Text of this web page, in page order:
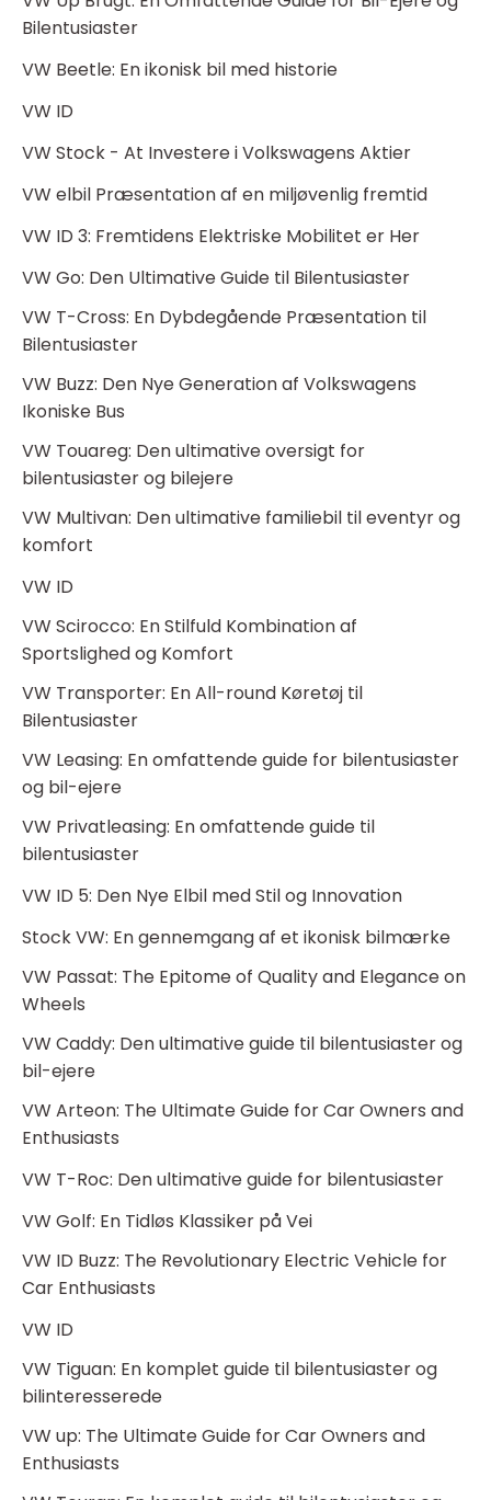
Bilentusiaster
VW Beetle: En ikonisk bil med historie
VW ID
VW Stock - At Investere i Volkswagens Aktier
VW elbil Præsentation af en miljøvenlig fremtid
VW ID 3: Fremtidens Elektriske Mobilitet er Her
VW Go: Den Ultimative Guide til Bilentusiaster
VW T-Cross: En Dybdegående Præsentation til
Bilentusiaster
VW Buzz: Den Nye Generation af Volkswagens
Ikoniske Bus
VW Touareg: Den ultimative oversigt for
bilentusiaster og bilejere
VW Multivan: Den ultimative familiebil til eventyr og
komfort
VW ID
VW Scirocco: En Stilfuld Kombination af
Sportslighed og Komfort
VW Transporter: En All-round Køretøj til
Bilentusiaster
VW Leasing: En omfattende guide for bilentusiaster
og bil-ejere
VW Privatleasing: En omfattende guide til
bilentusiaster
VW ID 5: Den Nye Elbil med Stil og Innovation
Stock VW: En gennemgang af et ikonisk bilmærke
VW Passat: The Epitome of Quality and Elegance on
Wheels
VW Caddy: Den ultimative guide til bilentusiaster og
bil-ejere
VW Arteon: The Ultimate Guide for Car Owners and
Enthusiasts
VW T-Roc: Den ultimative guide for bilentusiaster
VW Golf: En Tidløs Klassiker på Vei
VW ID Buzz: The Revolutionary Electric Vehicle for
Car Enthusiasts
VW ID
VW Tiguan: En komplet guide til bilentusiaster og
bilinteresserede
VW up: The Ultimate Guide for Car Owners and
Enthusiasts